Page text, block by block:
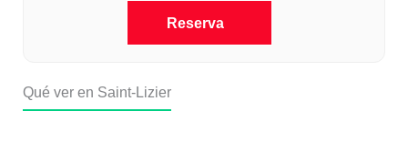
Reserva
Qué ver en Saint-Lizier